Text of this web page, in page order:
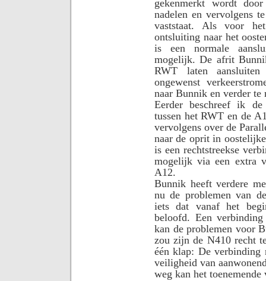
gekenmerkt wordt
nadelen en vervolgens
vaststaat. Als voor
ontsluiting naar het
is een normale
mogelijk. De afrit
RWT laten
ongewenst
naar Bunnik en verder te
Eerder beschreef ik
tussen het RWT en de
vervolgens over de
naar de oprit in
is een rechtstreekse
mogelijk via een extra
A12.
Bunnik heeft verdere
nu de problemen van
iets dat vanaf het
beloofd. Een
kan de problemen voor
zou zijn de N410 recht
één klap: De verbinding
veiligheid van
weg kan het